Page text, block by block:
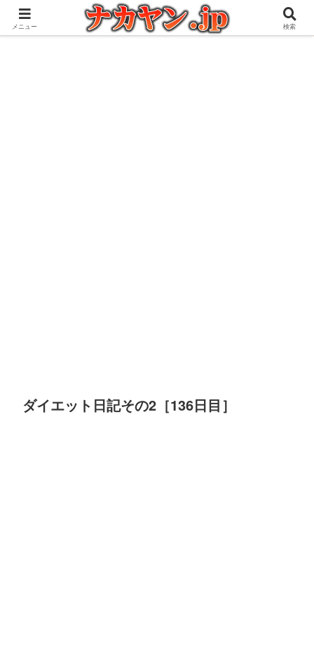
アウトドアとガジェット好きな管理人の愉快な日々を綴るブログ
ダイエット日記その2［136日目］
メニュー 検索